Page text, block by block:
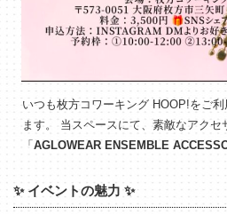
いつも枚方コワーキング HOOP!をご
ます。 当スペースにて、素敵なアクセ
「 AGLOWEAR ENSEMBLE
✨ イベントの魅力 ✨